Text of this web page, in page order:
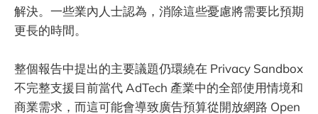
解決。一些業內人士認為，消除這些憂慮將需要比預期
更長的時間。
整個報告中提出的主要議題仍環繞在 Privacy Sandbox
不完整支援目前當代 AdTech 產業中的全部使用情境和
商業需求，而這可能會導致廣告預算從開放網路 Open